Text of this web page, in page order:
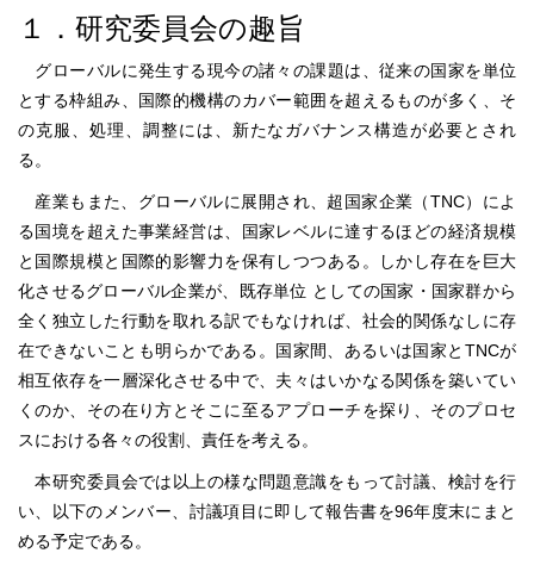
１．研究委員会の趣旨
グローバルに発生する現今の諸々の課題は、従来の国家を単位
とする枠組み、国際的機構のカバー範囲を超えるものが多く、そ
の克服、処理、調整には、新たなガバナンス構造が必要とされ
る。
産業もまた、グローバルに展開され、超国家企業（TNC）によ
る国境を超えた事業経営は、国家レベルに達するほどの経済規模
と国際規模と国際的影響力を保有しつつある。しかし存在を巨大
化させるグローバル企業が、既存単位 としての国家・国家群から
全く独立した行動を取れる訳でもなければ、社会的関係なしに存
在できないことも明らかである。国家間、あるいは国家とTNCが
相互依存を一層深化させる中で、夫々はいかなる関係を築いてい
くのか、その在り方とそこに至るアプローチを探り、そのプロセ
スにおける各々の役割、責任を考える。
本研究委員会では以上の様な問題意識をもって討議、検討を行
い、以下のメンバー、討議項目に即して報告書を96年度末にまと
める予定である。